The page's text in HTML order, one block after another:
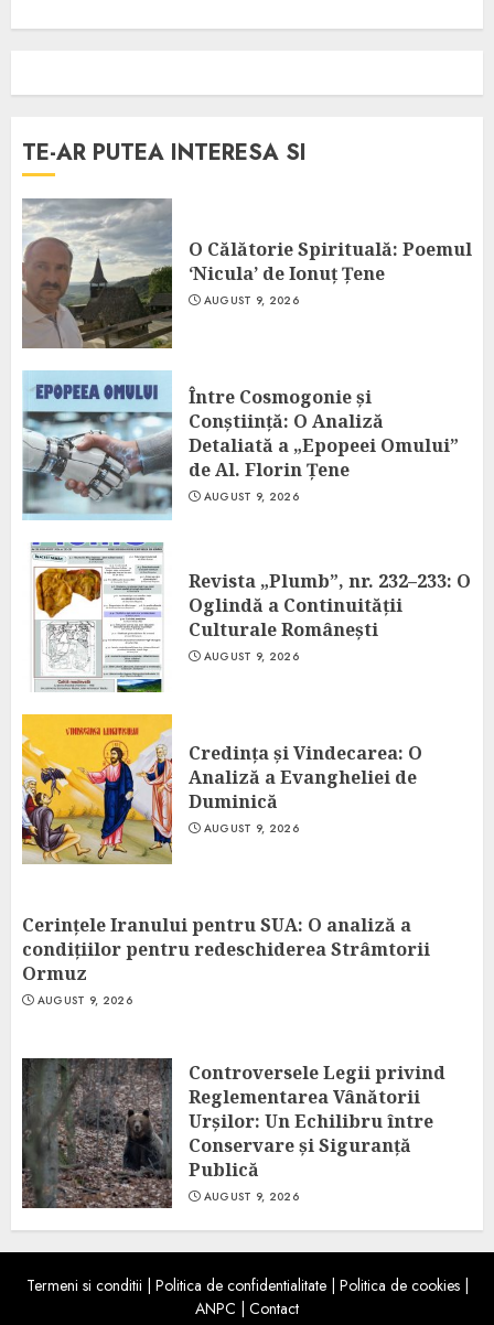
TE-AR PUTEA INTERESA SI
O Călătorie Spirituală: Poemul
‘Nicula’ de Ionuț Țene
AUGUST 9, 2026
Între Cosmogonie și
Conștiință: O Analiză
Detaliată a „Epopeei Omului”
de Al. Florin Țene
AUGUST 9, 2026
Revista „Plumb”, nr. 232–233: O
Oglindă a Continuității
Culturale Românești
AUGUST 9, 2026
Credința și Vindecarea: O
Analiză a Evangheliei de
Duminică
AUGUST 9, 2026
Cerințele Iranului pentru SUA: O analiză a
condițiilor pentru redeschiderea Strâmtorii
Ormuz
AUGUST 9, 2026
Controversele Legii privind
Reglementarea Vânătorii
Urșilor: Un Echilibru între
Conservare și Siguranță
Publică
AUGUST 9, 2026
Termeni si conditii Politica de confidentialitate| Politica de cookies|
ANPC
Contact